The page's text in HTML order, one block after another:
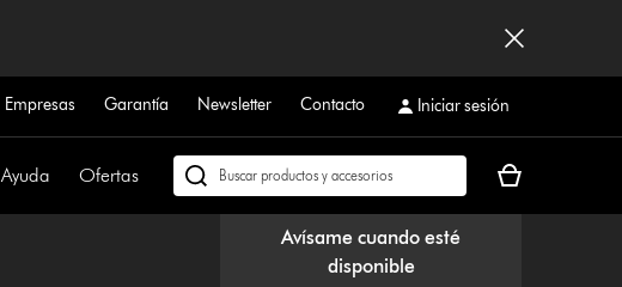
Empresas Garantía Newsletter Contacto Iniciar sesión
Ayuda Ofertas
Buscar
dyson.es
Tu
Avísame cuando esté
disponible